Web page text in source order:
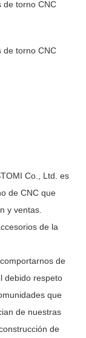
Co., Ltd. es
de CNC que
y ventas.
de la
de
debido respeto
que
de nuestras
de